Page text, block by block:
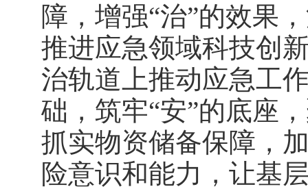
障，增强“治”的效果
推进应急领域科技创
治轨道上推动应急工
础，筑牢“安”的底座
抓实物资储备保障，
险意识和能力，让基